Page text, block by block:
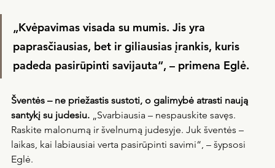
„Kvėpavimas visada su mumis. Jis yra
paprasčiausias, bet ir giliausias įrankis, kuris
padeda pasirūpinti savijauta“, – primena Eglė.
Šventės – ne priežastis sustoti, o galimybė atrasti naują
santykį su judesiu. „Svarbiausia – nespauskite savęs.
Raskite malonumą ir švelnumą judesyje. Juk šventės –
laikas, kai labiausiai verta pasirūpinti savimi“, – šypsosi
Eglė.